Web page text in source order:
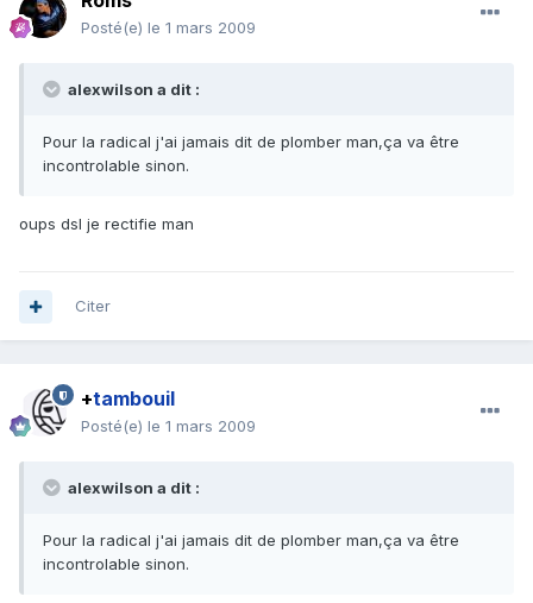
Posté(e) le 1 mars 2009
alexwilson a dit :
Pour la radical j'ai jamais dit de plomber man,ça va être
incontrolable sinon.
oups dsl je rectifie man
Citer
+tambouil
Posté(e) le 1 mars 2009
alexwilson a dit :
Pour la radical j'ai jamais dit de plomber man,ça va être
incontrolable sinon.